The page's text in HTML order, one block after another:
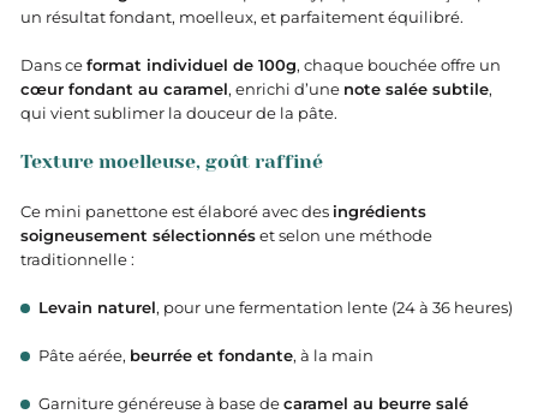
un résultat fondant, moelleux, et parfaitement équilibré.
Dans ceformat individuel de 100g, chaque bouchée offre un
cœur fondant au caramel, enrichi d’une note salée subtile,
qui vient sublimer la douceur de la pâte.
Texture moelleuse, goût raffiné
Ce mini panettone est élaboré avec des ingrédients
soigneusement sélectionnéset selon une méthode
traditionnelle :
Levain naturel, pour une fermentation lente (24 à 36 heures)
Pâte aérée, beurrée et fondante, à la main
Garniture généreuse à base decaramel au beurre salé